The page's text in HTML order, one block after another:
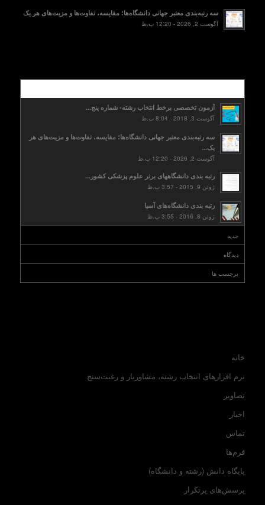
سه رتبه‌بندی معتبر جهانی دانشگاه‌ها؛ مقایسه، تفاوت‌ها و مزیت‌های هر یک
آگوست 2, 2026 - 12:20 ب.ظ
آزمون تخصصی برخط انتخاب رشته- شماره پنج...
آگوست 3, 2018 - 8:04 ب.ظ
سه رتبه‌بندی معتبر جهانی دانشگاه‌ها؛ مقایسه، تفاوت‌ها و مزیت‌های هر
یک...
آگوست 2, 2026 - 12:20 ب.ظ
رتبه بندی دانشگاههای برتر علوم پزشکی کشور...
ژوئن 9, 2015 - 3:57 ب.ظ
رتبه بندی دانشگاه‌های آسیا
ژوئن 8, 2016 - 3:55 ب.ظ
جدید
دیدگاه
برچسب ها
خانه
نرم افزارهای انتخاب رشته، مشاوریار و رغبت‌سنج
تصاویر
اخبار
تماس
فرم‌ها
پایگاه دانش (رشته و دانشگاه)
پرسش‌های پرتکرار